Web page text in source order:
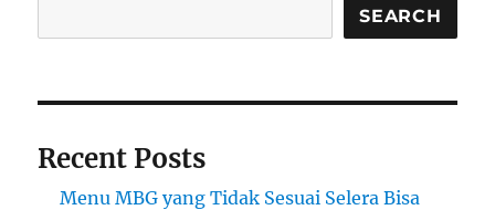
Depan
yang
SEARCH
Recent Posts
Menu MBG yang Tidak Sesuai Selera Bisa